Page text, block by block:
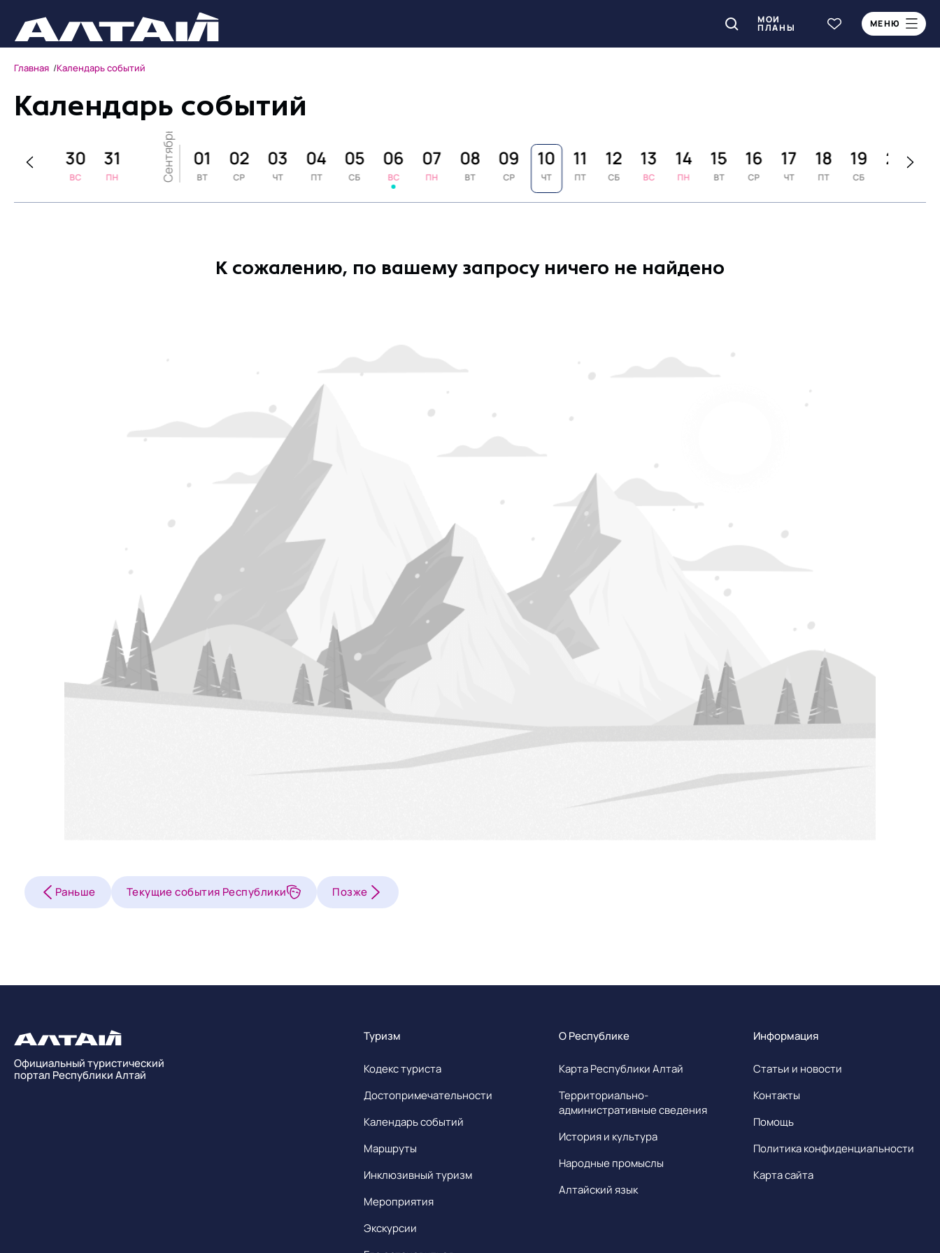
МОИ
ПЛАНЫ МЕНЮ
Главная Календарь событий
Календарь событий
29 30
ВС
31
ПН Сентябрь 01
ВТ
02
СР
03
ЧТ
04
ПТ
05
СБ
06
ВС
07
ПН
08
ВТ
09
СР
10
ЧТ
11
ПТ
12
СБ
13
ВС
14
ПН
15
ВТ
16
СР
17
ЧТ
18
ПТ
19
СБ
20
К сожалению, по вашему запросу ничего не найдено
Раньше Текущие события Республики Позже
Официальный туристический
портал Республики Алтай
Туризм
Кодекс туриста
Достопримечательности
Календарь событий
Маршруты
Инклюзивный туризм
Мероприятия
Экскурсии
О Республике
Карта Республики Алтай
Территориально-
административные сведения
История и культура
Народные промыслы
Алтайский язык
Информация
Статьи и новости
Контакты
Помощь
Политика конфиденциальности
Карта сайта